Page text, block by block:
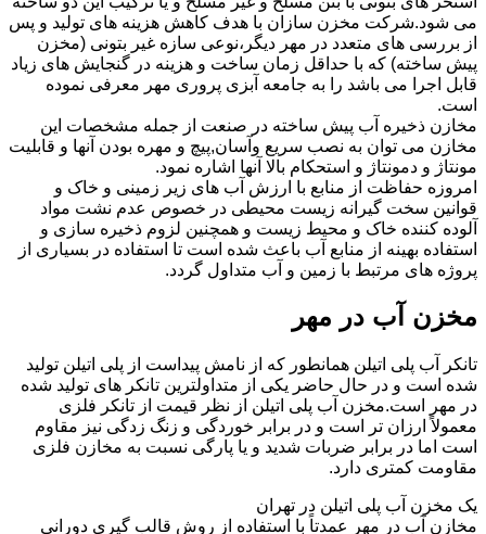
می شود.شرکت مخزن سازان با هدف کاهش هزینه های تولید و پس
از بررسی های متعدد در مهر دیگر،نوعی سازه غیر بتونی (مخزن
پیش ساخته) که با حداقل زمان ساخت و هزینه در گنجایش های زیاد
قابل اجرا می باشد را به جامعه آبزی پروری مهر معرفی نموده
است.
مخازن ذخیره آب پیش ساخته در صنعت از جمله مشخصات این
مخازن می توان به نصب سریع وآسان,پیچ و مهره بودن آنها و قابلیت
مونتاژ و دمونتاژ و استحکام بالا آنها اشاره نمود.
امروزه حفاظت از منابع با ارزش آب های زیر زمینی و خاک و
قوانین سخت گیرانه زیست محیطی در خصوص عدم نشت مواد
آلوده کننده خاک و محیط زیست و همچنین لزوم ذخیره سازی و
استفاده بهینه از منابع آب باعث شده است تا استفاده در بسیاری از
پروژه های مرتبط با زمین و آب متداول گردد.
مخزن آب در مهر
تانکر آب پلی اتیلن همانطور که از نامش پیداست از پلی اتیلن تولید
شده است و در حال حاضر یکی از متداولترین تانکر های تولید شده
در مهر است.مخزن آب پلی اتیلن از نظر قیمت از تانکر فلزی
معمولاً ارزان تر است و در برابر خوردگی و زنگ زدگی نیز مقاوم
است اما در برابر ضربات شدید و یا پارگی نسبت به مخازن فلزی
مقاومت کمتری دارد.
یک مخزن آب پلی اتیلن در تهران
مخازن آب در مهر عمدتاً با استفاده از روش قالب گیری دورانی